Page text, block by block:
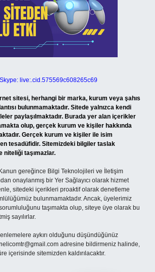
Skype: live:.cid.575569c608265c69
sitesi, herhangi bir marka, kurum veya şahıs
bulunmamaktadır. Sitede yalnızca kendi
paylaşılmaktadır. Burada yer alan içerikler
olup, gerçek kurum ve kişiler hakkında
Gerçek kurum ve kişiler ile isim
tesadüfidir. Sitemizdeki bilgiler taslak
niteliği taşımazlar.
gereğince Bilgi Teknolojileri ve İletişim
onaylanmış bir Yer Sağlayıcı olarak hizmet
sitedeki içerikleri proaktif olarak denetleme
bulunmamaktadır. Ancak, üyelerimiz
taşımakta olup, siteye üye olarak bu
sayılırlar.
aykırı olduğunu düşündüğünüz
adresine bildirmeniz halinde,
içerisinde sitemizden kaldırılacaktır.